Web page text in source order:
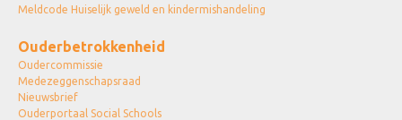
Meldcode Huiselijk geweld en kindermishandeling
Ouderbetrokkenheid
Oudercommissie
Medezeggenschapsraad
Nieuwsbrief
Ouderportaal Social Schools